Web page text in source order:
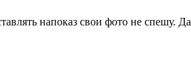
напоказ свои фото не спешу.